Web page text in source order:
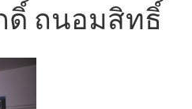
ถนอมสิทธิ์